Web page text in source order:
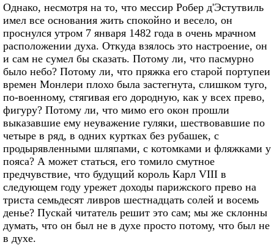
Однако, несмотря на то, что мессир Робер д'Эстутвиль
имел все основания жить спокойно и весело, он
проснулся утром 7 января 1482 года в очень мрачном
расположении духа. Откуда взялось это настроение, он
и сам не сумел бы сказать. Потому ли, что пасмурно
было небо? Потому ли, что пряжка его старой портупеи
времен Монлери плохо была застегнута, слишком туго,
по‑военному, стягивая его дородную, как у всех прево,
фигуру? Потому ли, что мимо его окон прошли
выказавшие ему неуважение гуляки, шествовавшие по
четыре в ряд, в одних куртках без рубашек, с
продырявленными шляпами, с котомками и фляжками у
пояса? А может статься, его томило смутное
предчувствие, что будущий король Карл VIII в
следующем году урежет доходы парижского прево на
триста семьдесят ливров шестнадцать солей и восемь
денье? Пускай читатель решит это сам; мы же склонны
думать, что он был не в духе просто потому, что был не
в духе.